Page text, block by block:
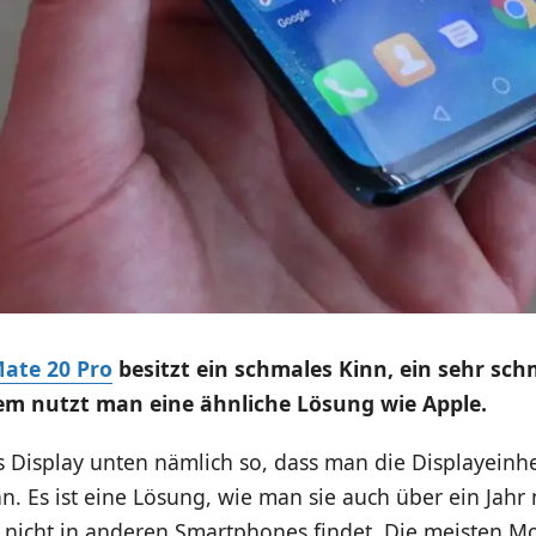
20 Pro besitzt ein schmales Kinn, ein sehr
nutzt man eine ähnliche Lösung wie Apple.
Display unten nämlich so, dass man die
Es ist eine Lösung, wie man sie auch über ein Jahr